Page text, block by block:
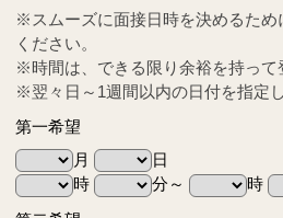
※スムーズに面接日時を決めるため
ください。
※時間は、できる限り余裕を持って
※翌々日～1週間以内の日付を指定し
第一希望
月
日
時
分～ 時